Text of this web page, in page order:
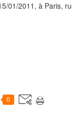
à Paris, rue
0